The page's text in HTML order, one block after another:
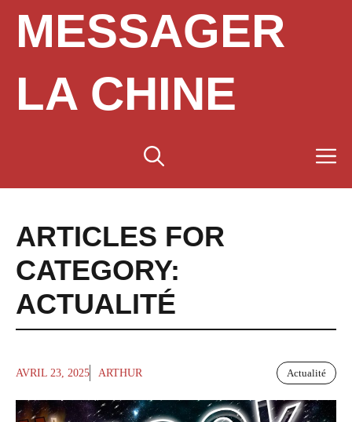
contenuMESSAGER
LA CHINE
ARTICLES FOR
CATEGORY:
ACTUALITÉ
AVRIL 23, 2025 ARTHUR Actualité